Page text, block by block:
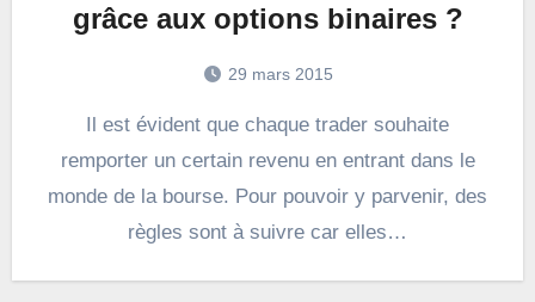
grâce aux options binaires ?
29 mars 2015
remporter un certain revenu en entrant dans le
monde de la bourse. Pour pouvoir y parvenir, des
règles sont à suivre car elles…